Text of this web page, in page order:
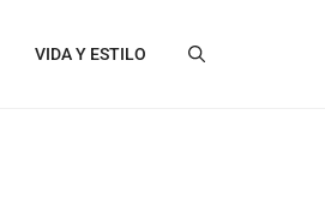
VIDA Y ESTILO